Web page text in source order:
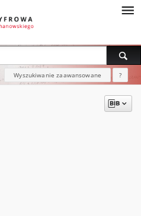
Wyszukiwanie zaawansowane ?